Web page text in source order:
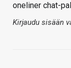
oneliner chat-
Kirjaudu sisään